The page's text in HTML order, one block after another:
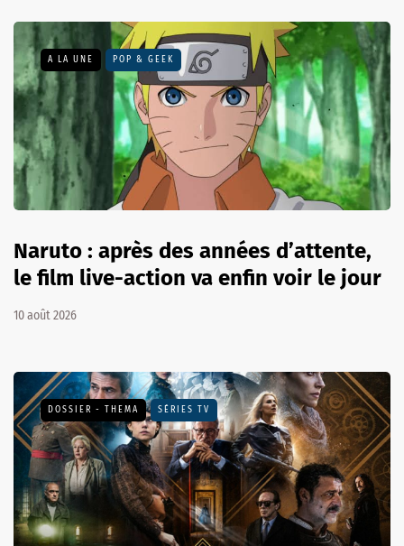
A LA UNE POP & GEEK
Naruto : après des années d’attente,
le film live-action va enfin voir le jour
10 août 2026
DOSSIER - THEMA SÉRIES TV